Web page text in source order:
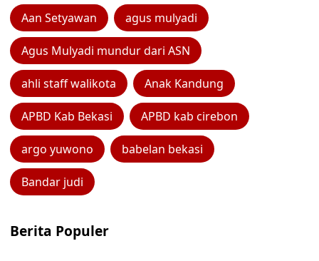
Aan Setyawan agus mulyadi
Agus Mulyadi mundur dari ASN
ahli staff walikota Anak Kandung
APBD Kab Bekasi APBD kab cirebon
argo yuwono babelan bekasi
Bandar judi
Berita Populer